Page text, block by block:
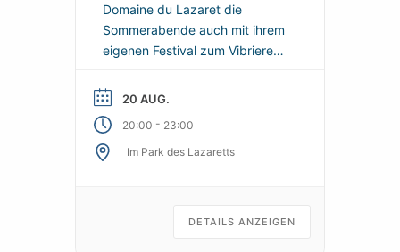
Domaine du Lazaret die
Sommerabende auch mit ihrem
eigenen Festival zum Vibrieren:
Reihe von kostenlosen
Konzerten und musikalischen
Veranstaltungen unter freiem
Himmel, um den Tag nach dem
20 AUG.
20:00 - 23:00
Im Park des Lazaretts
DETAILS ANZEIGEN